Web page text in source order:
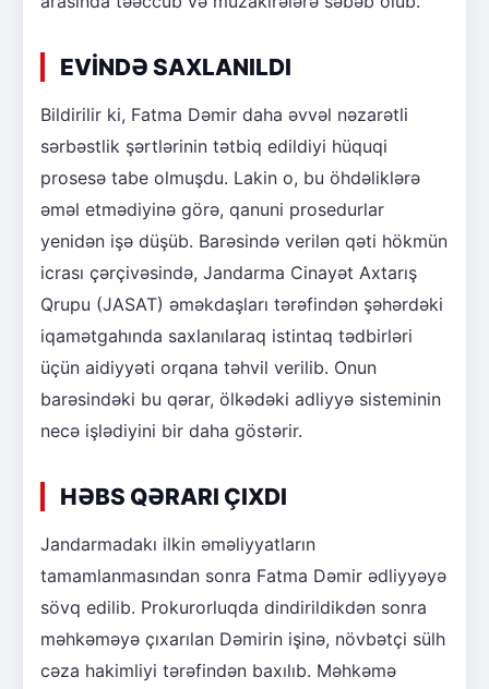
EVİNDƏ SAXLANILDI
Bildirilir ki, Fatma Dəmir daha əvvəl nəzarətli
sərbəstlik şərtlərinin tətbiq edildiyi hüquqi
prosesə tabe olmuşdu. Lakin o, bu öhdəliklərə
əməl etmədiyinə görə, qanuni prosedurlar
yenidən işə düşüb. Barəsində verilən qəti hökmün
icrası çərçivəsində, Jandarma Cinayət Axtarış
Qrupu (JASAT) əməkdaşları tərəfindən şəhərdəki
iqamətgahında saxlanılaraq istintaq tədbirləri
üçün aidiyyəti orqana təhvil verilib. Onun
barəsindəki bu qərar, ölkədəki adliyyə sisteminin
necə işlədiyini bir daha göstərir.
HƏBS QƏRARI ÇIXDI
Jandarmadakı ilkin əməliyyatların
tamamlanmasından sonra Fatma Dəmir ədliyyəyə
sövq edilib. Prokurorluqda dindirildikdən sonra
məhkəməyə çıxarılan Dəmirin işinə, növbətçi sülh
cəza hakimliyi tərəfindən baxılıb. Məhkəmə